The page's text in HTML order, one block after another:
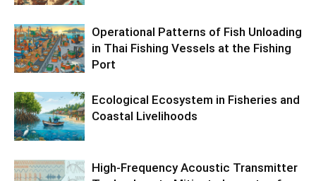
Operational Patterns of Fish Unloading
in Thai Fishing Vessels at the Fishing
Port
Ecological Ecosystem in Fisheries and
Coastal Livelihoods
High-Frequency Acoustic Transmitter